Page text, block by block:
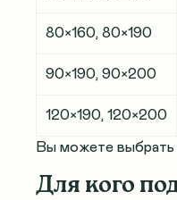
80×160, 80×190
90×190, 90×200
120×190, 120×200
Вы можете выбрать
Для кого